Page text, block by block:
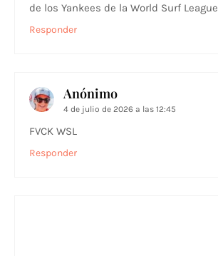
de los Yankees de la World Surf League
Responder
Anónimo
4 de julio de 2026 a las 12:45
FVCK WSL
Responder